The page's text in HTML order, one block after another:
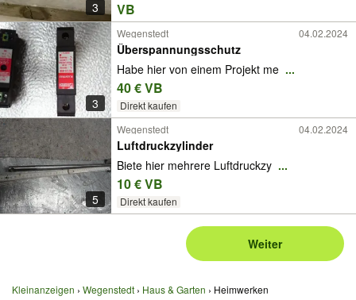
3 VB
3
Wegenstedt 04.02.2024
Überspannungsschutz
Habe hier von einem Projekt me ...
40 € VB
Direkt kaufen
5
Wegenstedt 04.02.2024
Luftdruckzylinder
Biete hier mehrere Luftdruckzy ...
10 € VB
Direkt kaufen
Weiter
Kleinanzeigen Wegenstedt Haus & Garten Heimwerken